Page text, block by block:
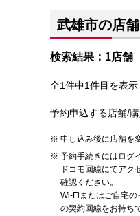
武雄市の店
検索結果：1店舗
全1件中1件目を表
予約申込する店舗/
申し込み後に店舗を
予約手続きにはログ
ドコモ回線にてアク
確認ください。
Wi-Fiまたはご自宅
の契約回線をお持ち